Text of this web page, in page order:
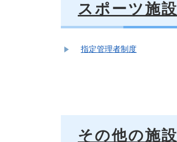
スポーツ施設
指定管理者制度
その他の施設